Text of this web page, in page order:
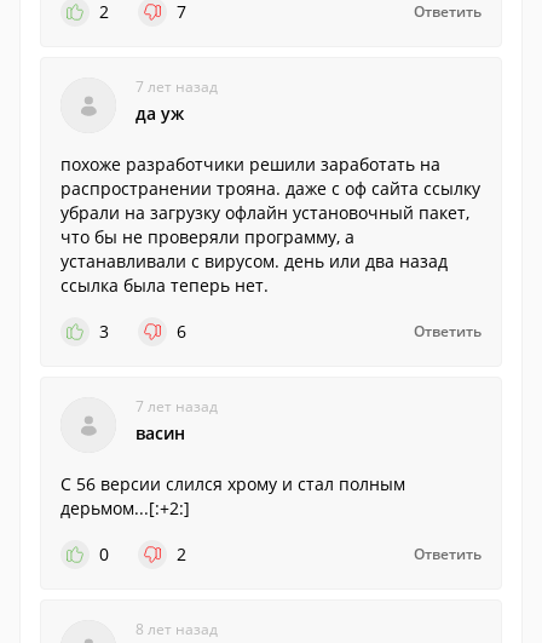
2
7 Ответить
7 лет назад
да уж
похоже разработчики решили заработать на
распространении трояна. даже с оф сайта ссылку
убрали на загрузку офлайн установочный пакет,
что бы не проверяли программу, а
устанавливали с вирусом. день или два назад
ссылка была теперь нет.
3
6 Ответить
7 лет назад
васин
C 56 версии слился хрому и стал полным
дерьмом...[:+2:]
0
2 Ответить
8 лет назад